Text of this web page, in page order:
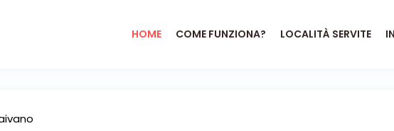
HOME COME FUNZIONA? LOCALITÀ SERVITE